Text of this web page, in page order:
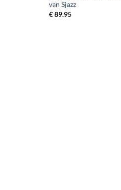
was: € 79.95.
is: € 40.00.
van Sjazz
€89.95